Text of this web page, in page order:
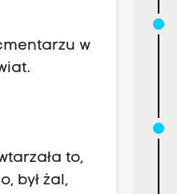
w
to,
był żal,